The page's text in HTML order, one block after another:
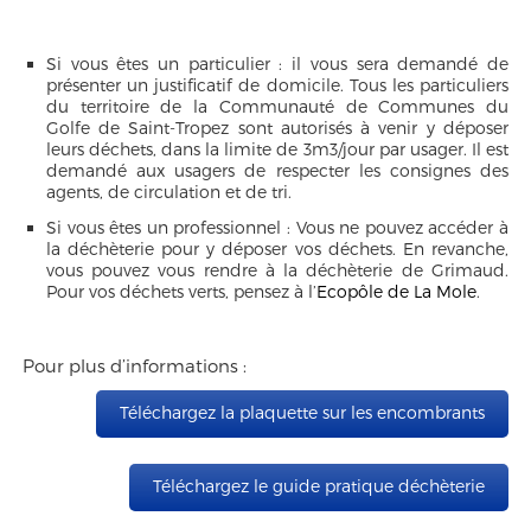
Si vous êtes un particulier : il vous sera demandé de
présenter un justificatif de domicile. Tous les particuliers
du territoire de la Communauté de Communes du
Golfe de Saint-Tropez sont autorisés à venir y déposer
leurs déchets, dans la limite de 3m3/jour par usager. Il est
demandé aux usagers de respecter les consignes des
agents, de circulation et de tri.
Si vous êtes un professionnel : Vous ne pouvez accéder à
la déchèterie pour y déposer vos déchets. En revanche,
vous pouvez vous rendre à la déchèterie de Grimaud.
Pour vos déchets verts, pensez à l’Ecopôle de La Mole.
Pour plus d’informations :
Téléchargez la plaquette sur les encombrants
Téléchargez le guide pratique déchèterie